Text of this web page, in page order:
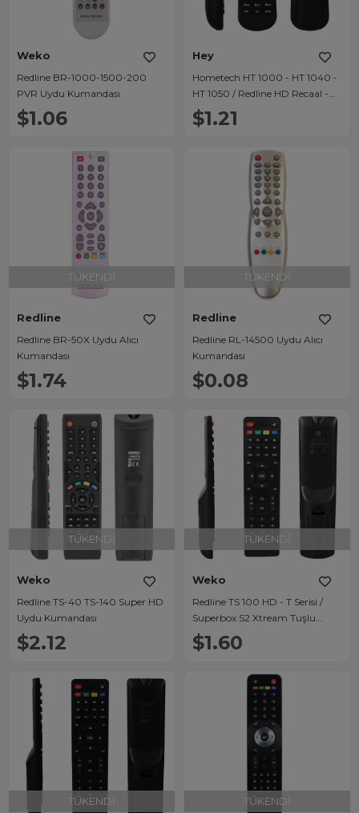
Weko
Redline BR-1000-1500-200
PVR Uydu Kumandası
$1.06
Hey
Hometech HT 1000 - HT 1040 -
HT 1050 / Redline HD Recaal -
Fav Tuşlu Uydu Alıcı Kumandası
$1.21
TÜKENDI
Redline
Redline BR-50X Uydu Alıcı
Kumandası
$1.74
TÜKENDI
Redline
Redline RL-14500 Uydu Alıcı
Kumandası
$0.08
TÜKENDI
Weko
Redline TS-40 TS-140 Super HD
Uydu Kumandası
$2.12
TÜKENDI
Weko
Redline TS 100 HD - T Serisi /
Superbox S2 Xtream Tuşlu
Uydu Alıcı Kumandası
$1.60
TÜKENDI TÜKENDI